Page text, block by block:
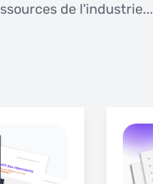
de l'industrie...